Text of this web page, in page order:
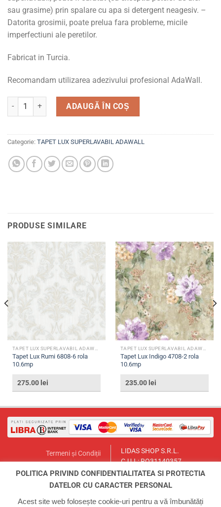
sau grasime) prin spalare cu apa si detergent neagesiv. –
Datorita grosimii, poate prelua fara probleme, micile
imperfectiuni ale peretilor.
Fabricat in Turcia.
Recomandam utilizarea adezivului profesional AdaWall.
Cantitate Tapet Lux Beta 1107-3 rola 10.6mp
ADAUGĂ ÎN COȘ
Categorie: TAPET LUX SUPERLAVABIL ADAWALL
PRODUSE SIMILARE
Tapet Lux Rumi 6808-6 rola
10.6mp
275.00 lei
Tapet Lux Indigo 4708-2 rola
10.6mp
235.00 lei
Termeni și Condiții
LIDAS SHOP S.R.L.
C.U.I.: RO31140357
București, Sector 1, Str. Lt.Col.
Email:lidasmag@yahoo.com
Telefon:0723.155.966
POLITICA PRIVIND CONFIDENTIALITATEA SI PROTECTIA
DATELOR CU CARACTER PERSONAL
Acest site web folosește cookie-uri pentru a vă îmbunătăți